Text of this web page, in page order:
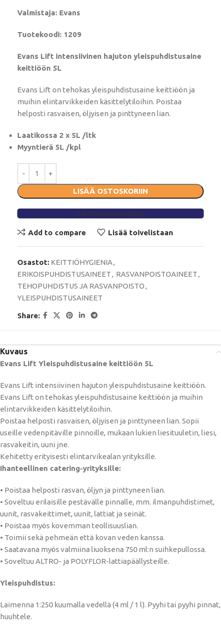
Valmistaja: Evans
Tuotekoodi: 1209
Evans Lift intensiivinen hajuton yleispuhdistusaine
keittiöön 5L
Evans Lift on tehokas yleispuhdistusaine keittiöön ja
muihin elintarvikkeiden käsittelytiloihin. Poistaa
helposti rasvaisen, öljyisen ja pinttyneen lian.
Laatikossa 2 x 5L /ltk
Myyntierä 5L /kpl
LISÄÄ OSTOSKORIIN
TÄYTÄ LAINAHAKEMUS
Add to compare Lisää toivelistaan
Osastot: KEITTIÖHYGIENIA,
ERIKOISPUHDISTUSAINEET, RASVANPOISTOAINEET,
TEHOPUHDISTUS JA RASVANPOISTO,
YLEISPUHDISTUSAINEET
Share:
Kuvaus
Evans Lift Yleispuhdistusaine keittiöön 5L
Evans Lift intensiivinen hajuton yleispuhdistusaine keittiöön.
Evans Lift on tehokas yleispuhdistusaine keittiöön ja muihin
elintarvikkeiden käsittelytiloihin.
Poistaa helposti rasvaisen, öljyisen ja pinttyneen lian. Sopii
useille vedenpitäville pinnoille, mukaan lukien liesituuletin, liesi,
rasvakeitin, uuni jne.
Kehitetty erityisesti elintarvikealan yrityksille.
Ihanteellinen catering-yrityksille:
• Poistaa helposti rasvan, öljyn ja pinttyneen lian.
• Soveltuu erilaisille pestävälle pinnalle, mm. ilmanpuhdistimet,
uunit, rasvakeittimet, uunit, lattiat ja seinät.
• Poistaa myös kovemman teollisuuslian.
• Toimii sekä pehmeän että kovan veden kanssa.
• Saatavana myös valmiina liuoksena 750 ml:n suihkepullossa.
• Soveltuu ALTRO- ja POLYFLOR-lattiapäällysteille.
Yleispuhdistus:
Laimenna 1:250 kuumalla vedellä (4 ml / 1 l). Pyyhi tai pyyhi pinnat,
huuhtele.